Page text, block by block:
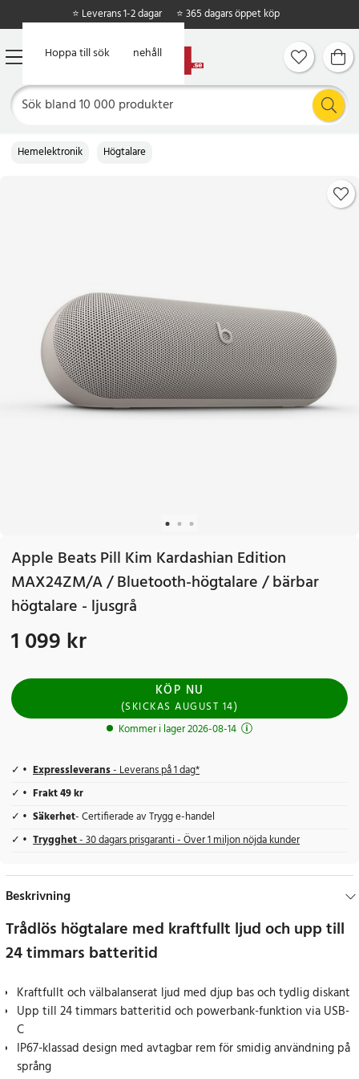
Hoppa till huvudinnehåll
Hoppa till sök
⭐ Leverans 1-2 dagar ⭐ 365 dagars öppet köp
Hemelektronik Högtalare
Apple Beats Pill Kim Kardashian Edition
MAX24ZM/A / Bluetooth-högtalare / bärbar
högtalare - ljusgrå
Pris:1 099 kr
1 099 kr
KÖP NU
(SKICKASAUGUST 14)
Kommer i lager 2026-08-14
Expressleverans- Leverans på 1 dag*
Frakt 49 kr
Säkerhet- Certifierade av Trygg e-handel
Trygghet- 30 dagars prisgaranti - Över 1 miljon nöjda kunder
Beskrivning
Trådlös högtalare med kraftfullt ljud och upp till
24 timmars batteritid
Kraftfullt och välbalanserat ljud med djup bas och tydlig diskant
Upp till 24 timmars batteritid och powerbank-funktion via USB-
C
IP67-klassad design med avtagbar rem för smidig användning på
språng